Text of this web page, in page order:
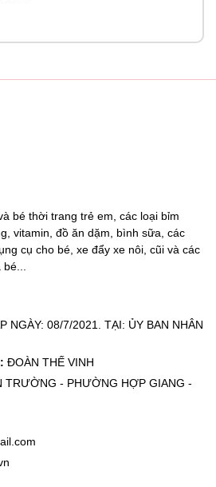
bé thời trang trẻ em, các loại bỉm
vitamin, đồ ăn dặm, bình sữa, các
cụ cho bé, xe đẩy xe nôi, cũi và các
NGÀY: 08/7/2021. TẠI: ỦY BAN NHÂN
ĐOÀN THẾ VINH
TRƯỜNG - PHƯỜNG HỢP GIANG -